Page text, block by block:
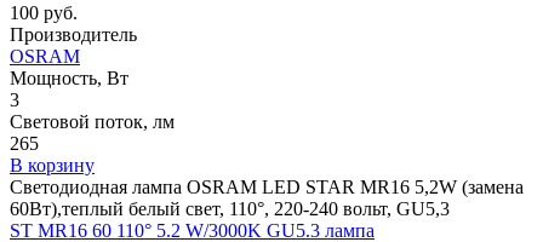
100 руб.
Производитель
OSRAM
Мощность, Вт
3
Световой поток, лм
265
В корзину
Светодиодная лампа OSRAM LED STAR MR16 5,2W (замена
60Вт),теплый белый свет, 110°, 220-240 вольт, GU5,3
ST MR16 60 110° 5.2 W/3000K GU5.3 лампа